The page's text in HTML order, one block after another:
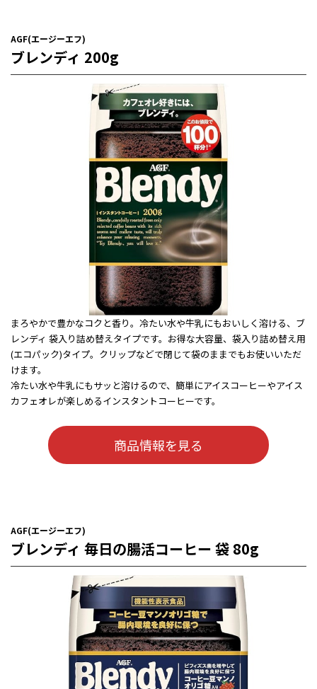
AGF(エージーエフ)
ブレンディ 200g
まろやかで豊かなコクと香り。冷たい水や牛乳にもおいしく溶ける、ブ
レンディ 袋入り詰め替えタイプです。お得な大容量、袋入り詰め替え用
(エコパック)タイプ。クリップなどで閉じて袋のままでもお使いいただ
けます。
冷たい水や牛乳にもサッと溶けるので、簡単にアイスコーヒーやアイス
カフェオレが楽しめるインスタントコーヒーです。
商品情報を見る
AGF(エージーエフ)
ブレンディ 毎日の腸活コーヒー 袋 80g